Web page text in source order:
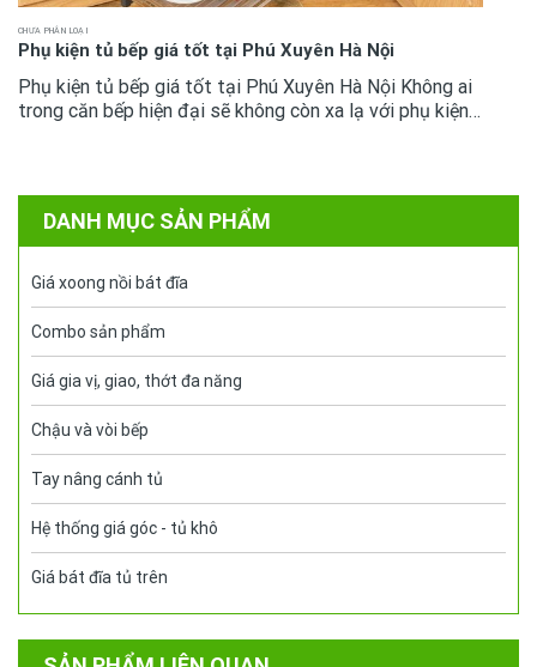
CHƯA PHÂN LOẠI
Phụ kiện tủ bếp giá tốt tại Phú Xuyên Hà Nội
Phụ kiện tủ bếp giá tốt tại Phú Xuyên Hà Nội Không ai
trong căn bếp hiện đại sẽ không còn xa lạ với phụ kiện
DANH MỤC SẢN PHẨM
Giá xoong nồi bát đĩa
Combo sản phẩm
Giá gia vị, giao, thớt đa năng
Chậu và vòi bếp
Tay nâng cánh tủ
Hệ thống giá góc - tủ khô
Giá bát đĩa tủ trên